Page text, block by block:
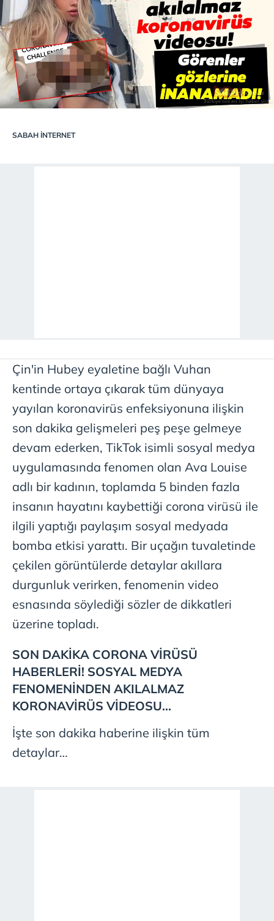
SABAH İNTERNET
Çin'in Hubey eyaletine bağlı Vuhan
kentinde ortaya çıkarak tüm dünyaya
yayılan koronavirüs enfeksiyonuna ilişkin
son dakika gelişmeleri peş peşe gelmeye
devam ederken, TikTok isimli sosyal medya
uygulamasında fenomen olan Ava Louise
adlı bir kadının, toplamda 5 binden fazla
insanın hayatını kaybettiği corona virüsü ile
ilgili yaptığı paylaşım sosyal medyada
bomba etkisi yarattı. Bir uçağın tuvaletinde
çekilen görüntülerde detaylar akıllara
durgunluk verirken, fenomenin video
esnasında söylediği sözler de dikkatleri
üzerine topladı.
SON DAKİKA CORONA VİRÜSÜ
HABERLERİ! SOSYAL MEDYA
FENOMENİNDEN AKILALMAZ
KORONAVİRÜS VİDEOSU...
İşte son dakika haberine ilişkin tüm
detaylar…